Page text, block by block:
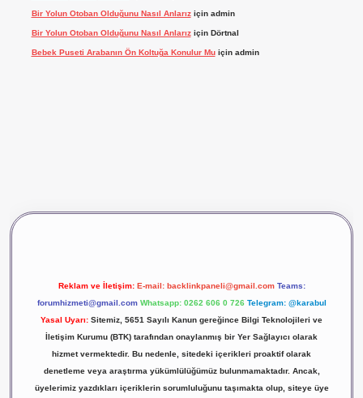
Bir Yolun Otoban Olduğunu Nasıl Anlarıziçin admin
Bir Yolun Otoban Olduğunu Nasıl Anlarıziçin Dörtnal
Bebek Puseti Arabanın Ön Koltuğa Konulur Muiçin admin
Reklam ve İletişim: E-mail: backlinkpaneli@gmail.com Teams:
forumhizmeti@gmail.com Whatsapp: 0262 606 0 726 Telegram: @karabul
Yasal Uyarı: Sitemiz, 5651 Sayılı Kanun gereğince Bilgi Teknolojileri ve
İletişim Kurumu (BTK) tarafından onaylanmış bir Yer Sağlayıcı olarak
hizmet vermektedir. Bu nedenle, sitedeki içerikleri proaktif olarak
denetleme veya araştırma yükümlülüğümüz bulunmamaktadır. Ancak,
üyelerimiz yazdıkları içeriklerin sorumluluğunu taşımakta olup, siteye üye